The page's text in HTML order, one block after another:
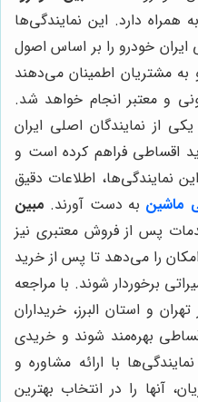
همراه دارد. این نمایندگی‌ها
خودرو را بر اساس اصول
به مشتریان اطمینان می‌دهند
و معتبر انجام خواهد شد.
از نمایندگان اصلی ایران
اقساطی فراهم کرده است و
نمایندگی‌ها، اطلاعات دقیق
ماشین به دست آورند. مبین
پس از فروش معتبری نیز
را می‌دهد تا پس از خرید
برخوردار شوند. با مراجعه
تهران و استان البرز، خریداران
بهره‌مند شوند و خریدی
با ارائه مشاوره و
آنها را در انتخاب بهترین